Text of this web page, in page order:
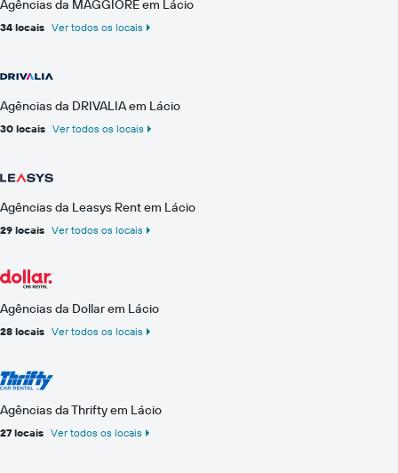
Agências da MAGGIORE em Lácio
34 locais Ver todos os locais
Agências da DRIVALIA em Lácio
30 locais Ver todos os locais
Agências da Leasys Rent em Lácio
29 locais Ver todos os locais
Agências da Dollar em Lácio
28 locais Ver todos os locais
Agências da Thrifty em Lácio
27 locais Ver todos os locais